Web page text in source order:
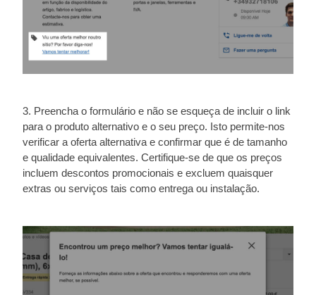
3. Preencha o formulário e não se esqueça de incluir o link
para o produto alternativo e o seu preço. Isto permite-nos
verificar a oferta alternativa e confirmar que é de tamanho
e qualidade equivalentes. Certifique-se de que os preços
incluem descontos promocionais e excluem quaisquer
extras ou serviços tais como entrega ou instalação.